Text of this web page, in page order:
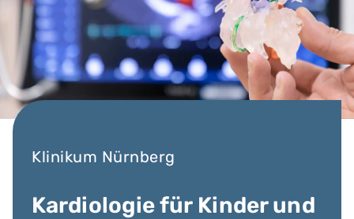
Klinikum Nürnberg
Kardiologie für Kinder und